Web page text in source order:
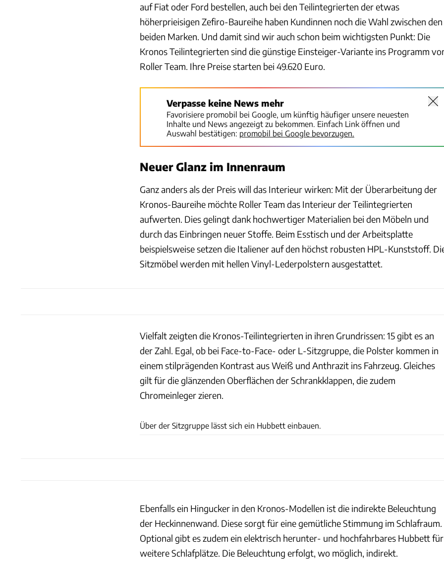
auf Fiat oder Ford bestellen, auch bei den Teilintegrierten der etwas
höherprieisigen Zefiro-Baureihe haben Kundinnen noch die Wahl zwischen den
beiden Marken. Und damit sind wir auch schon beim wichtigsten Punkt: Die
Kronos Teilintegrierten sind die günstige Einsteiger-Variante ins Programm
Roller Team. Ihre Preise starten bei 49.620 Euro.
Verpasse keine News mehr
Favorisiere promobil bei Google, um künftig häufiger unsere neuesten
Inhalte und News angezeigt zu bekommen. Einfach Link öffnen und
Auswahl bestätigen: promobil bei Google bevorzugen.
Neuer Glanz im Innenraum
Ganz anders als der Preis will das Interieur wirken: Mit der Überarbeitung der
Kronos-Baureihe möchte Roller Team das Interieur der Teilintegrierten
aufwerten. Dies gelingt dank hochwertiger Materialien bei den Möbeln und
durch das Einbringen neuer Stoffe. Beim Esstisch und der Arbeitsplatte
beispielsweise setzen die Italiener auf den höchst robusten HPL-Kunststoff.
Sitzmöbel werden mit hellen Vinyl-Lederpolstern ausgestattet.
Vielfalt zeigten die Kronos-Teilintegrierten in ihren Grundrissen: 15 gibt es an
der Zahl. Egal, ob bei Face-to-Face- oder L-Sitzgruppe, die Polster kommen in
einem stilprägenden Kontrast aus Weiß und Anthrazit ins Fahrzeug. Gleiches
gilt für die glänzenden Oberflächen der Schrankklappen, die zudem
Chromeinleger zieren.
Über der Sitzgruppe lässt sich ein Hubbett einbauen.
Ebenfalls ein Hingucker in den Kronos-Modellen ist die indirekte Beleuchtung
der Heckinnenwand. Diese sorgt für eine gemütliche Stimmung im Schlafraum.
Optional gibt es zudem ein elektrisch herunter- und hochfahrbares Hubbett für
weitere Schlafplätze. Die Beleuchtung erfolgt, wo möglich, indirekt.